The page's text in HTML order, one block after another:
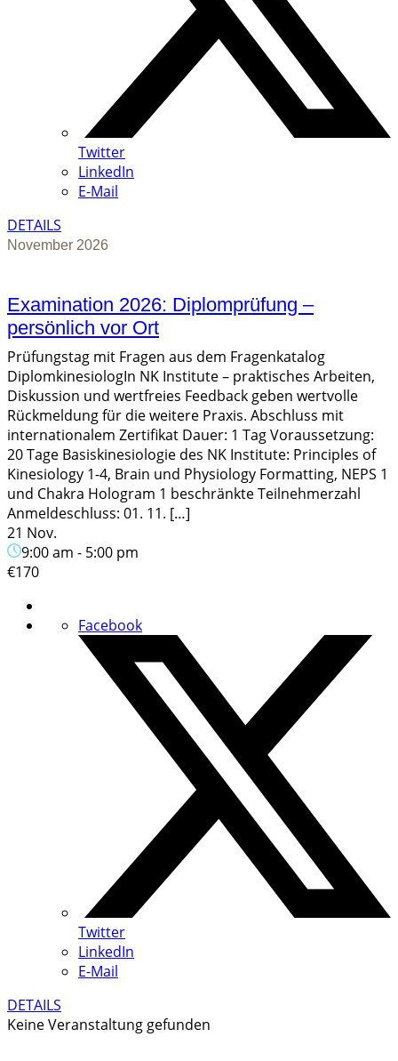
Twitter
LinkedIn
E-Mail
DETAILS
November 2026
Examination 2026: Diplomprüfung –
persönlich vor Ort
Prüfungstag mit Fragen aus dem Fragenkatalog
DiplomkinesiologIn NK Institute – praktisches Arbeiten,
Diskussion und wertfreies Feedback geben wertvolle
Rückmeldung für die weitere Praxis. Abschluss mit
internationalem Zertifikat Dauer: 1 Tag Voraussetzung:
20 Tage Basiskinesiologie des NK Institute: Principles of
Kinesiology 1-4, Brain und Physiology Formatting, NEPS 1
und Chakra Hologram 1 beschränkte Teilnehmerzahl
Anmeldeschluss: 01. 11. […]
21 Nov.
9:00 am - 5:00 pm
€170
Facebook
Twitter
LinkedIn
E-Mail
DETAILS
Keine Veranstaltung gefunden